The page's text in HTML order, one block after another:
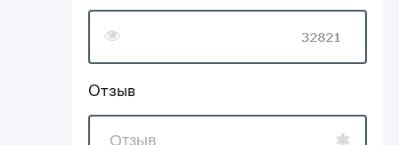
Отзыв